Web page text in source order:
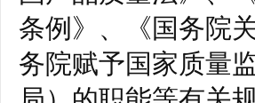
条例》、《国务院
务院赋予国家质量